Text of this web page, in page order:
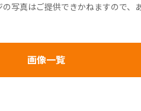
写真はご提供できかねますので、
画像一覧